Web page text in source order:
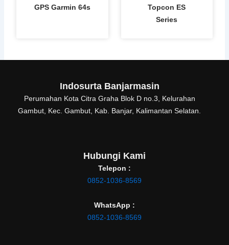
GPS Garmin 64s
Topcon ES
Series
Indosurta Banjarmasin
Perumahan Kota Citra Graha Blok D no.3, Kelurahan
Gambut, Kec. Gambut, Kab. Banjar, Kalimantan Selatan.
Hubungi Kami
Telepon :
0852-1036-8569
WhatsApp :
0852-1036-8569